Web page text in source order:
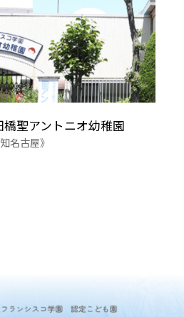
橋聖アントニオ幼稚園
名古屋》